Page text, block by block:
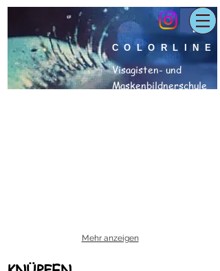
COLORLINE
Visagisten- und
Maskenbildnerschule
Mehr anzeigen